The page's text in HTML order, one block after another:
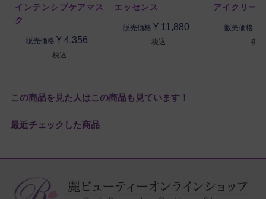
インテンシブケアマス
ク
販売価格 ¥ 4,356
税込
エッセンス
販売価格 ¥ 11,880
税込
アイクリー
販売価格 ¥
税込
この商品を見た人はこの商品も見ています！
最近チェックした商品